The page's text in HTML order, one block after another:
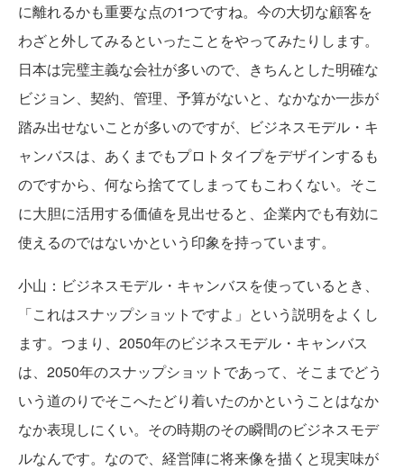
に離れるかも重要な点の1つですね。今の大切な顧客を
わざと外してみるといったことをやってみたりします。
日本は完璧主義な会社が多いので、きちんとした明確な
ビジョン、契約、管理、予算がないと、なかなか一歩が
踏み出せないことが多いのですが、ビジネスモデル・キ
ャンバスは、あくまでもプロトタイプをデザインするも
のですから、何なら捨ててしまってもこわくない。そこ
に大胆に活用する価値を見出せると、企業内でも有効に
使えるのではないかという印象を持っています。
小山：ビジネスモデル・キャンバスを使っているとき、
「これはスナップショットですよ」という説明をよくし
ます。つまり、2050年のビジネスモデル・キャンバス
は、2050年のスナップショットであって、そこまでどう
いう道のりでそこへたどり着いたのかということはなか
なか表現しにくい。その時期のその瞬間のビジネスモデ
ルなんです。なので、経営陣に将来像を描くと現実味が